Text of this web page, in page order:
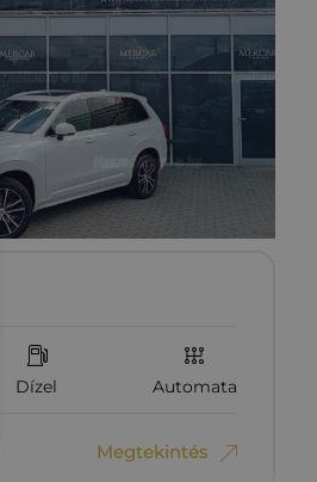
Dízel Automata
Megtekintés